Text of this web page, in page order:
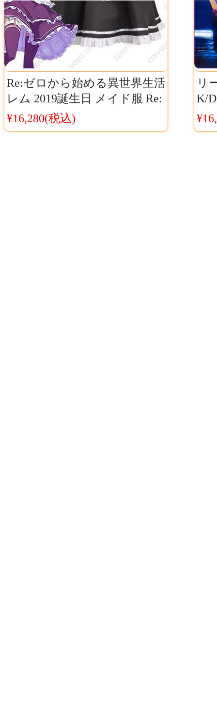
Re:ゼロから始める異世界生活
レム 2019誕生日 メイド服 Re:
ゼロから始めるラムとレムの
誕生日生活2019 コスプレ衣装
¥16,280(税込)
リ
K/
lol